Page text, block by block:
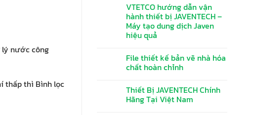
nước công
thấp thì Bình lọc
VTETCO hướng dẫn vận
hành thiết bị JAVENTECH –
Máy tạo dung dịch Javen
hiệu quả
File thiết kế bản vẽ nhà hóa
chất hoàn chỉnh
Thiết Bị JAVENTECH Chính
Hãng Tại Việt Nam